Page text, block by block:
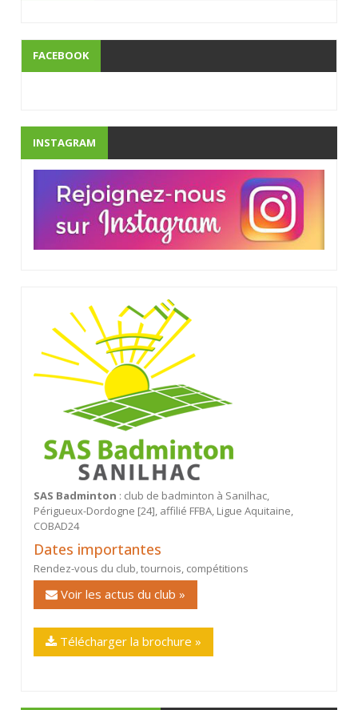
FACEBOOK
INSTAGRAM
SAS Badminton : club de badminton à Sanilhac,
Périgueux-Dordogne [24], affilié FFBA, Ligue Aquitaine,
COBAD24
Dates importantes
Rendez-vous du club, tournois, compétitions
Voir les actus du club »
Télécharger la brochure »